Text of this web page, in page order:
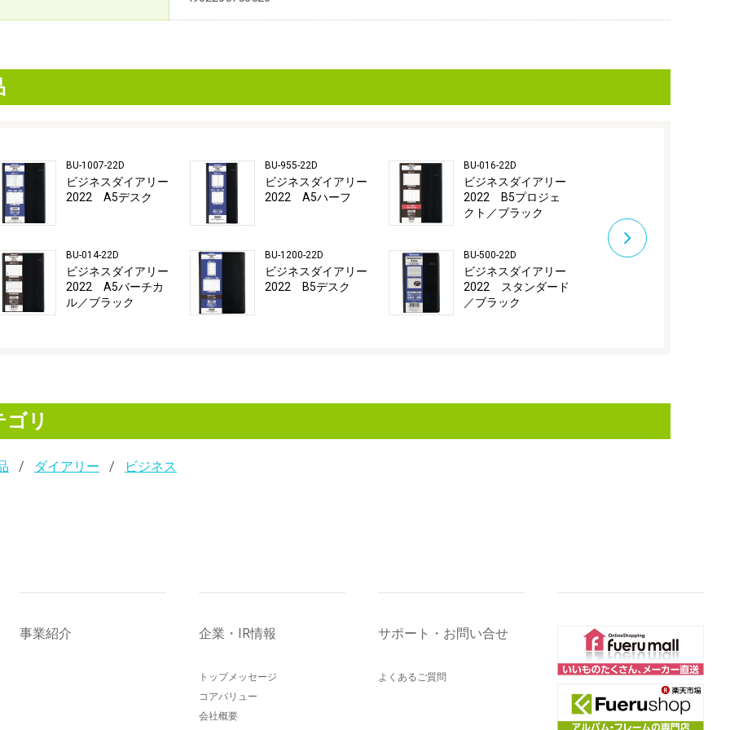
BU-1007-22D
ビジネスダイアリー
2022 A5デスク
BU-014-22D
ビジネスダイアリー
2022 A5バーチカ
ル／ブラック
BU-955-22D
ビジネスダイアリー
2022 A5ハーフ
BU-1200-22D
ビジネスダイアリー
2022 B5デスク
BU-016-22D
ビジネスダイアリー
2022 B5プロジェ
クト／ブラック
BU-500-22D
ビジネスダイアリー
2022 スタンダード
／ブラック
リ
ダイアリー ビジネス
事業紹介 企業・IR情報
トップメッセージ
コアバリュー
会社概要
サポート・お問い合せ
よくあるご質問